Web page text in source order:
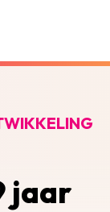
jaar